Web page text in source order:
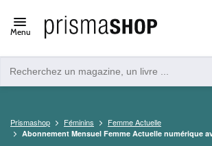
Open/close
navigation
Menu
Prismashop Féminins Femme Actuelle
Abonnement Mensuel Femme Actuelle numérique